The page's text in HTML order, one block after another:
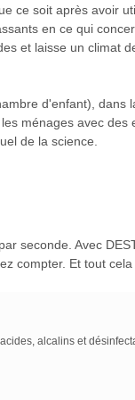
ce soit après avoir
en ce qui
et laisse un climat
d'enfant), dans
ménages avec des
de la science.
seconde. Avec
compter. Et tout
alcalins et